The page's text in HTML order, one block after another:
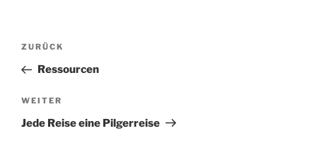
Beitragsnavigation
Vorheriger
Beitrag
ZURÜCK
Ressourcen
Nächster
Beitrag
WEITER
Jede Reise eine Pilgerreise